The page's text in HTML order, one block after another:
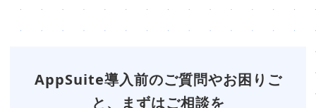
AppSuite導入前のご質問やお困りご
と、まずはご相談を